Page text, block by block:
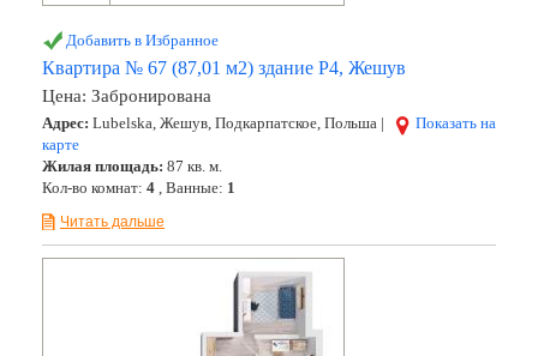
Добавить в Избранное
Квартира № 67 (87,01 м2) здание Р4, Жешув
Цена: Забронирована
Адрес: Lubelska, Жешув, Подкарпатское, Польша |
Показать на
карте
Жилая площадь: 87 кв. м.
Кол-во комнат: 4 , Ванные: 1
Читать дальше